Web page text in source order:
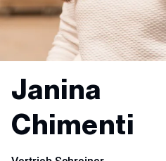
Janina
Chimenti